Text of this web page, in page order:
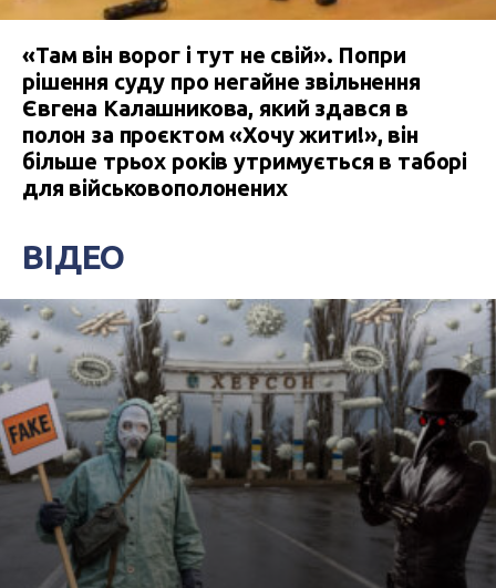
«Там він ворог і тут не свій». Попри
рішення суду про негайне звільнення
Євгена Калашникова, який здався в
полон за проєктом «Хочу жити!», він
більше трьох років утримується в таборі
для військовополонених
ВІДЕО